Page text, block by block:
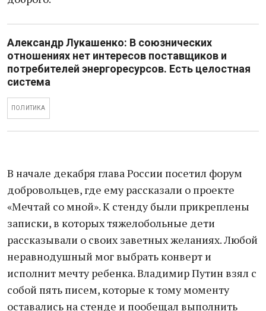
Александр Лукашенко: В союзнических
отношениях нет интересов поставщиков и
потребителей энергоресурсов. Есть целостная
система
ПОЛИТИКА
В начале декабря глава России посетил форум
добровольцев, где ему рассказали о проекте
«Мечтай со мной». К стенду были прикреплены
записки, в которых тяжелобольные дети
рассказывали о своих заветных желаниях. Любой
неравнодушный мог выбрать конверт и
исполнит мечту ребенка. Владимир Путин взял с
собой пять писем, которые к тому моменту
оставались на стенде и пообещал выполнить